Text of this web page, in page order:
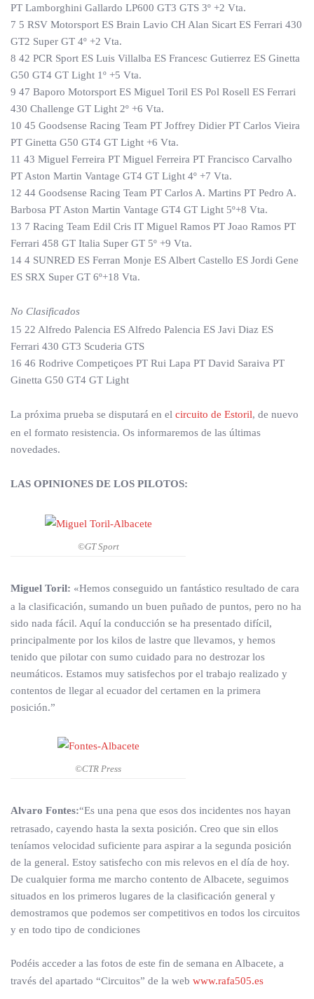
PT Lamborghini Gallardo LP600 GT3 GTS 3º +2 Vta.
7 5 RSV Motorsport ES Brain Lavio CH Alan Sicart ES Ferrari 430
GT2 Super GT 4º +2 Vta.
8 42 PCR Sport ES Luis Villalba ES Francesc Gutierrez ES Ginetta
G50 GT4 GT Light 1º +5 Vta.
9 47 Baporo Motorsport ES Miguel Toril ES Pol Rosell ES Ferrari
430 Challenge GT Light 2º +6 Vta.
10 45 Goodsense Racing Team PT Joffrey Didier PT Carlos Vieira
PT Ginetta G50 GT4 GT Light +6 Vta.
11 43 Miguel Ferreira PT Miguel Ferreira PT Francisco Carvalho
PT Aston Martin Vantage GT4 GT Light 4º +7 Vta.
12 44 Goodsense Racing Team PT Carlos A. Martins PT Pedro A.
Barbosa PT Aston Martin Vantage GT4 GT Light 5º+8 Vta.
13 7 Racing Team Edil Cris IT Miguel Ramos PT Joao Ramos PT
Ferrari 458 GT Italia Super GT 5º +9 Vta.
14 4 SUNRED ES Ferran Monje ES Albert Castello ES Jordi Gene
ES SRX Super GT 6º+18 Vta.
No Clasificados
15 22 Alfredo Palencia ES Alfredo Palencia ES Javi Diaz ES
Ferrari 430 GT3 Scuderia GTS
16 46 Rodrive Competiçoes PT Rui Lapa PT David Saraiva PT
Ginetta G50 GT4 GT Light
La próxima prueba se disputará en el circuito de Estoril, de nuevo
en el formato resistencia. Os informaremos de las últimas
novedades.
LAS OPINIONES DE LOS PILOTOS:
©GT Sport
Miguel Toril: «Hemos conseguido un fantástico resultado de cara
a la clasificación, sumando un buen puñado de puntos, pero no ha
sido nada fácil. Aquí la conducción se ha presentado difícil,
principalmente por los kilos de lastre que llevamos, y hemos
tenido que pilotar con sumo cuidado para no destrozar los
neumáticos. Estamos muy satisfechos por el trabajo realizado y
contentos de llegar al ecuador del certamen en la primera
posición.”
©CTR Press
Alvaro Fontes:“Es una pena que esos dos incidentes nos hayan
retrasado, cayendo hasta la sexta posición. Creo que sin ellos
teníamos velocidad suficiente para aspirar a la segunda posición
de la general. Estoy satisfecho con mis relevos en el día de hoy.
De cualquier forma me marcho contento de Albacete, seguimos
situados en los primeros lugares de la clasificación general y
demostramos que podemos ser competitivos en todos los circuitos
y en todo tipo de condiciones
Podéis acceder a las fotos de este fin de semana en Albacete, a
través del apartado “Circuitos” de la web www.rafa505.es